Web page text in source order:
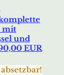
mit
und
EUR
absetzbar!